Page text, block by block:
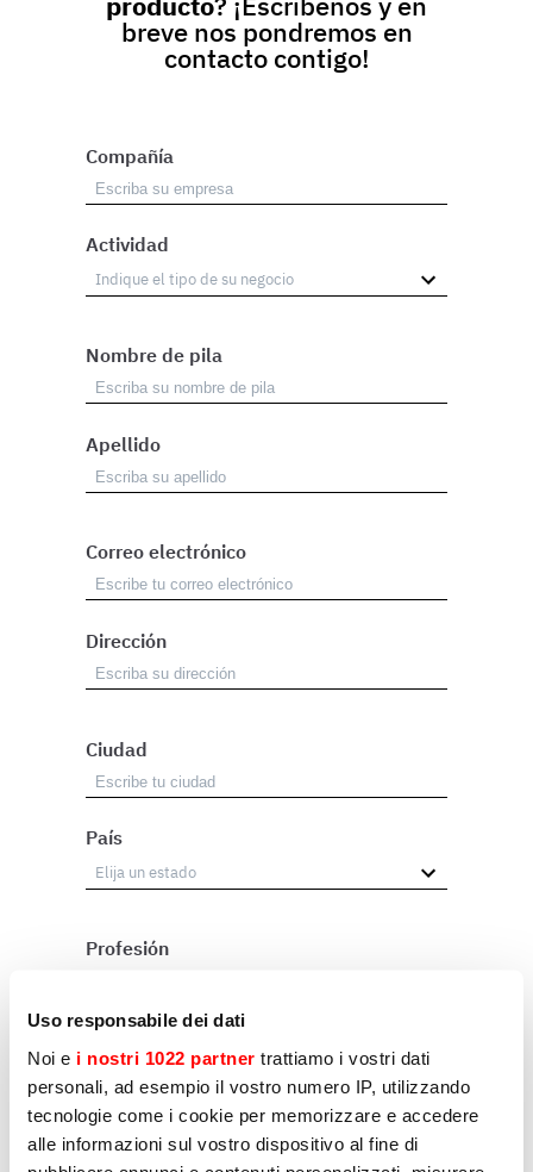
Uso responsabile dei dati
Noi e i nostri 1022 partner trattiamo i vostri dati
personali, ad esempio il vostro numero IP, utilizzando
tecnologie come i cookie per memorizzare e accedere
alle informazioni sul vostro dispositivo al fine di
breve nos pondremos en
contacto contigo!
Compañía
Actividad
Nombre de pila
Apellido
Correo electrónico
Dirección
Ciudad
País
Profesión
Otros